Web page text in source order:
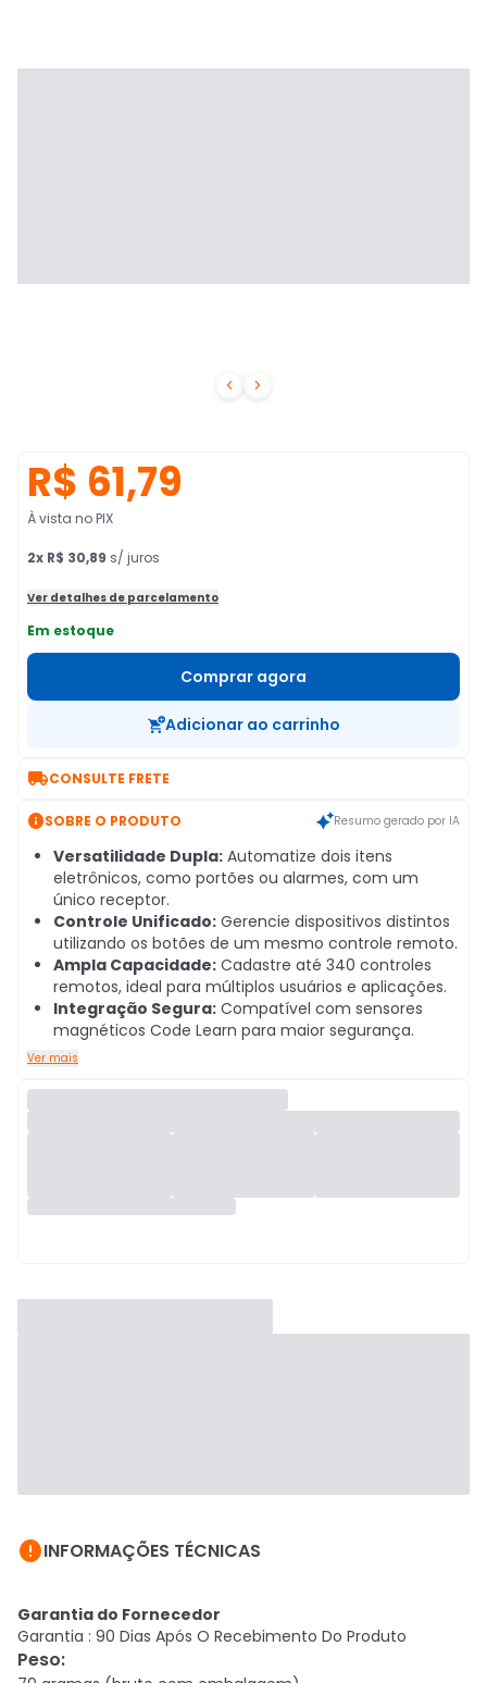
 
R$ 61,79
À vista no PIX
2x R$ 30,89 s/ juros
Ver detalhes de parcelamento
Em estoque
Comprar agora
Adicionar ao carrinho
CONSULTE FRETE
SOBRE O PRODUTO Resumo gerado por IA
Versatilidade Dupla: Automatize dois itens
eletrônicos, como portões ou alarmes, com um
único receptor.
Controle Unificado: Gerencie dispositivos distintos
utilizando os botões de um mesmo controle remoto.
Ampla Capacidade: Cadastre até 340 controles
remotos, ideal para múltiplos usuários e aplicações.
Integração Segura: Compatível com sensores
magnéticos Code Learn para maior segurança.
Ver mais
INFORMAÇÕES TÉCNICAS
Garantia do Fornecedor
Garantia : 90 Dias Após O Recebimento Do Produto
Peso: